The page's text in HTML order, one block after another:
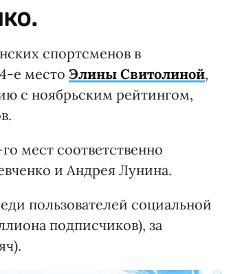
спортсменов в
е место Элины Свитолиной,
с ноябрьским рейтингом,
мест соответственно
и Андрея Лунина.
пользователей социальной
подписчиков), за